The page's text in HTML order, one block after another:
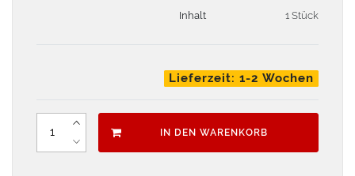
Inhalt 1 Stück
Lieferzeit: 1-2 Wochen
IN DEN WARENKORB